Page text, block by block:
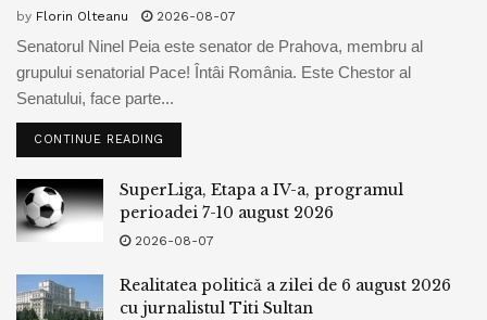
by Florin Olteanu 2026-08-07
Senatorul Ninel Peia este senator de Prahova, membru al
grupului senatorial Pace! Întâi România. Este Chestor al
Senatului, face parte...
CONTINUE READING
SuperLiga, Etapa a IV-a, programul
perioadei 7-10 august 2026
2026-08-07
Realitatea politică a zilei de 6 august 2026
cu jurnalistul Titi Sultan